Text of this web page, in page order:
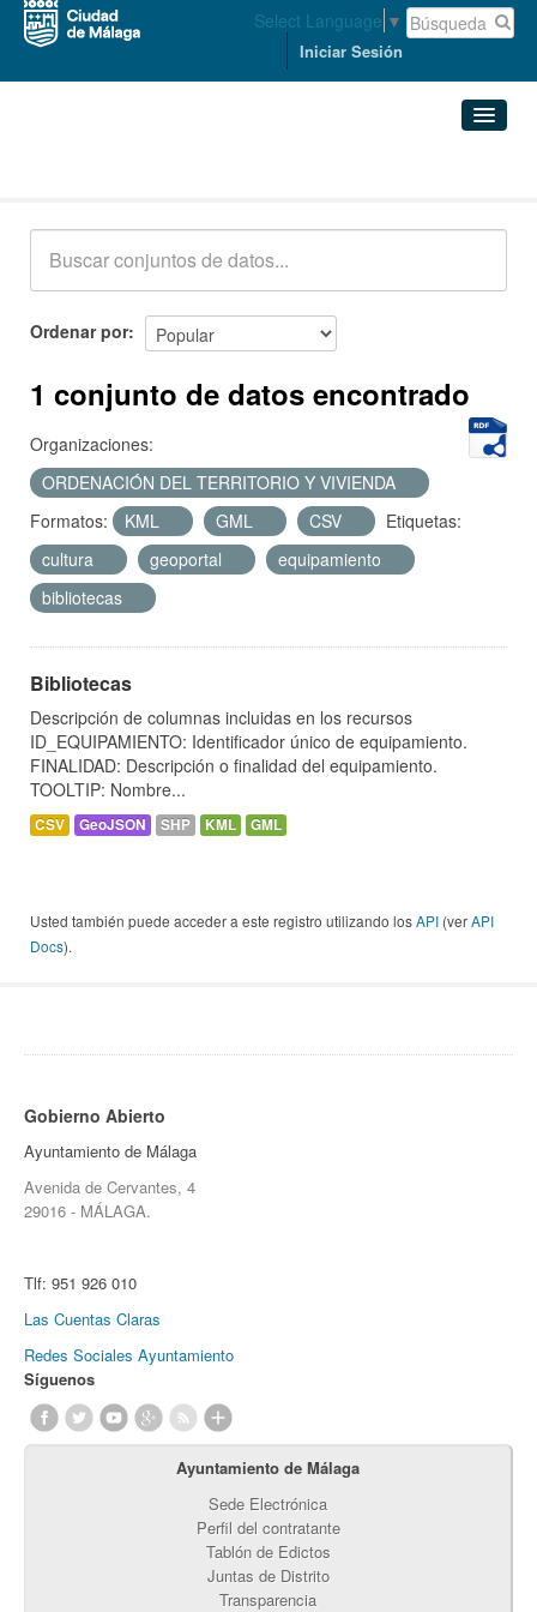
Select Language ▼
Iniciar Sesión
Acerca de
Ordenar por
1 conjunto de datos encontrado
Organizaciones:
ORDENACIÓN DEL TERRITORIO Y VIVIENDA
Formatos:
KML GML CSV
Etiquetas:
cultura
geoportal
equipamiento
bibliotecas
Bibliotecas
Descripción de columnas incluidas en los recursos
ID_EQUIPAMIENTO: Identificador único de equipamiento.
FINALIDAD: Descripción o finalidad del equipamiento.
TOOLTIP: Nombre...
CSV GeoJSON SHP KML GML
Usted también puede acceder a este registro utilizando losAPI (verAPI
Docs).
Gobierno Abierto
Ayuntamiento de Málaga
Avenida de Cervantes, 4
29016 - MÁLAGA.
Tlf: 951 926 010
Las Cuentas Claras
Redes Sociales Ayuntamiento
Síguenos
Ayuntamiento de Málaga
Sede Electrónica
Perfil del contratante
Tablón de Edictos
Juntas de Distrito
Transparencia